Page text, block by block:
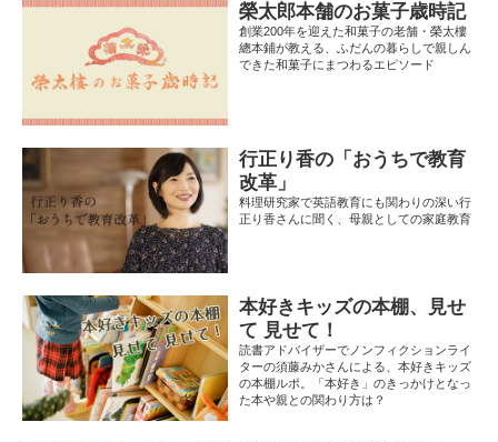
榮太郎本舗のお菓子歳時記
創業200年を迎えた和菓子の老舗・榮太樓
總本鋪が教える、ふだんの暮らしで親しん
できた和菓子にまつわるエピソード
行正り香の「おうちで教育
改革」
料理研究家で英語教育にも関わりの深い行
正り香さんに聞く、母親としての家庭教育
本好きキッズの本棚、見せ
て 見せて！
読書アドバイザーでノンフィクションライ
ターの須藤みかさんによる、本好きキッズ
の本棚ルポ。「本好き」のきっかけとなっ
た本や親との関わり方は？